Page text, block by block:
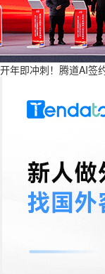
开年即冲刺！腾道AI签